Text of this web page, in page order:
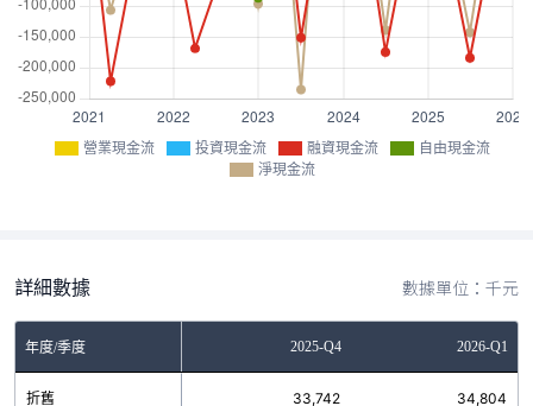
營業現金流 投資現金流 融資現金流
自由現金流
淨現金流
詳細數據 數據單位：千元
年度/季度 2025-Q4 2026-Q1
折舊 33,742 34,804